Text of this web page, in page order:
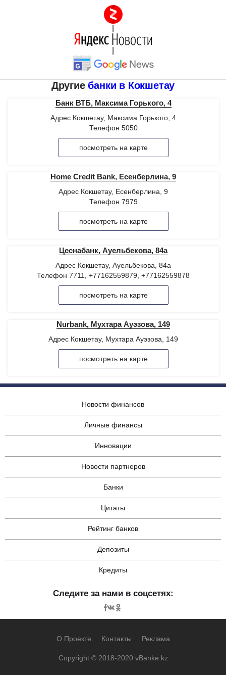
Другие банки в Кокшетау
Банк ВТБ, Максима Горького, 4
Адрес Кокшетау, Максима Горького, 4
Телефон 5050
посмотреть на карте
Home Credit Bank, Есенберлина, 9
Адрес Кокшетау, Есенберлина, 9
Телефон 7979
посмотреть на карте
Цеснабанк, Ауельбекова, 84а
Адрес Кокшетау, Ауельбекова, 84а
Телефон 7711, +77162559879, +77162559878
посмотреть на карте
Nurbank, Мухтара Ауэзова, 149
Адрес Кокшетау, Мухтара Ауэзова, 149
посмотреть на карте
Новости финансов
Личные финансы
Инновации
Новости партнеров
Банки
Цитаты
Рейтинг банков
Депозиты
Кредиты
Следите за нами в соцсетях:
Copyright © 2018-2020 vBanke.kz
О Проекте Контакты Реклама